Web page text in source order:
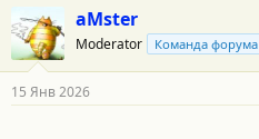
aMster
Moderator Команда форума
15 Янв 2026